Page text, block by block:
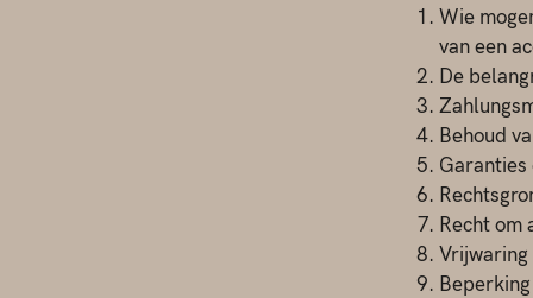
Wie
van een
De
Behoud
Recht om
Vrijwaring